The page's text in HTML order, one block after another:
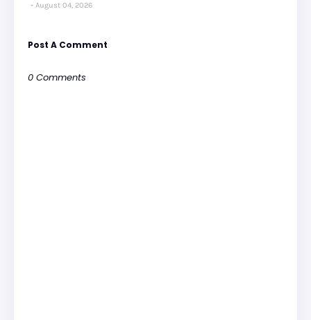
August 04, 2026
Post A Comment
0 Comments